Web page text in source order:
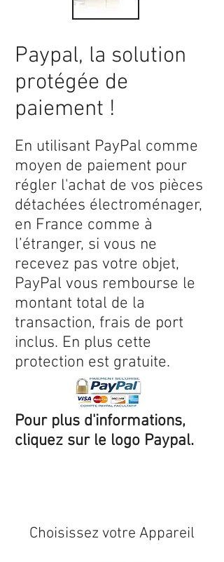
Paypal, la solution
protégée de
paiement !
En utilisant PayPal comme
moyen de paiement pour
régler l'achat de vos pièces
détachées électroménager,
en France comme à
l’étranger, si vous ne
recevez pas votre objet,
PayPal vous rembourse le
montant total de la
transaction, frais de port
inclus. En plus cette
protection est gratuite.
Pour plus d'informations,
cliquez sur le logo Paypal.
Choisissez votre Appareil